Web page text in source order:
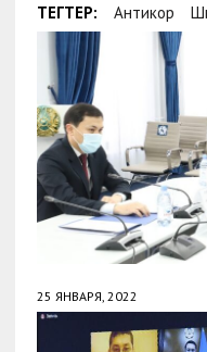
ТЕГТЕР: Антикор
25 ЯНВАРЯ, 2022